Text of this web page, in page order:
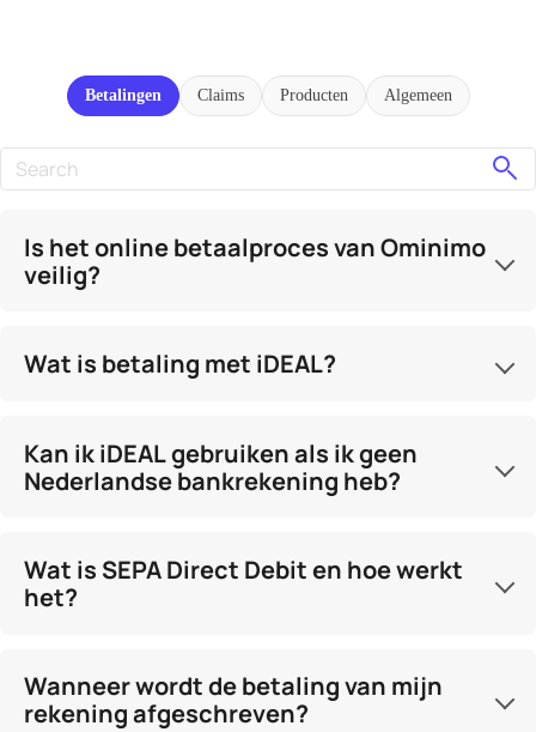
Category (field_faq_category)
Betalingen Claims Producten Algemeen
Combine fields filter
Is het online betaalproces van Ominimo
veilig?
Wat is betaling met iDEAL?
Kan ik iDEAL gebruiken als ik geen
Nederlandse bankrekening heb?
Wat is SEPA Direct Debit en hoe werkt
het?
Wanneer wordt de betaling van mijn
rekening afgeschreven?